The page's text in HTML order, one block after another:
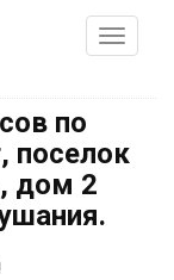
по
поселок
дом 2